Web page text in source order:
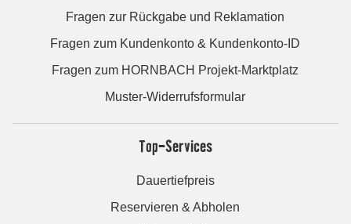
Fragen zur Rückgabe und Reklamation
Fragen zum Kundenkonto & Kundenkonto-ID
Fragen zum HORNBACH Projekt-Marktplatz
Muster-Widerrufsformular
Top-Services
Dauertiefpreis
Reservieren & Abholen